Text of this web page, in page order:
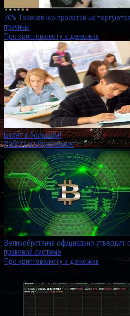
70% Токенов ico проектов не
причины
Про криптовалюту и денюжки
Балет в большом!
Работа и образование
Великобритания официально утвердит
правовой системе
Про криптовалюту и денюжки